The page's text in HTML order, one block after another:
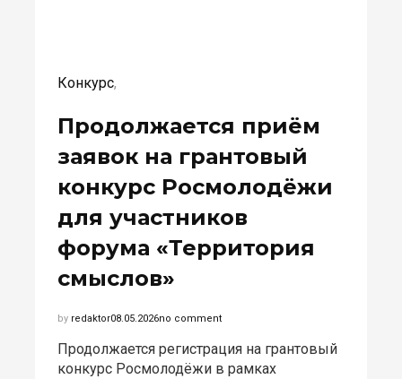
Конкурс,
Продолжается приём
заявок на грантовый
конкурс Росмолодёжи
для участников
форума «Территория
смыслов»
by redaktor08.05.2026no comment
Продолжается регистрация на грантовый
конкурс Росмолодёжи в рамках